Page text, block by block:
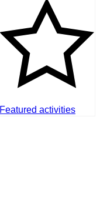
Featured activities